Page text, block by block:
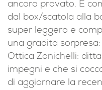
ancora provato. È
dal box/scatola alla
super leggero e
una gradita
Ottica Zanichelli:
impegni e che si
di aggiornare la